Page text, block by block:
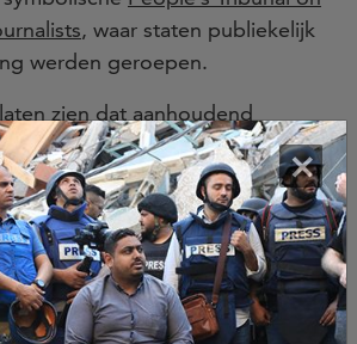
, waar staten publiekelijk
werden geroepen.
zien dat aanhoudend
kan maken. Zelfs jaren na
de Investigative Unit een
van Free Press Unlimited: een
dat journalistieke
bewijs verzamelt en daarvoor
met justitie, journalisten en
organisaties wereldwijd.
×